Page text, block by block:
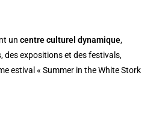
uncentre culturel dynamique,
des expositions et des festivals,
estival « Summer in the White Stork